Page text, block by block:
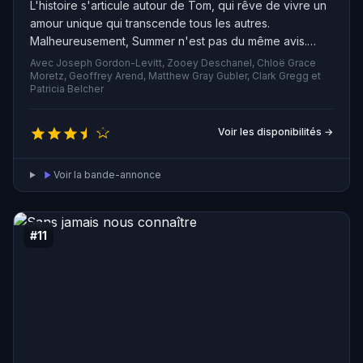
L'histoire s'articule autour de Tom, qui rêve de vivre un
amour unique qui transcende tous les autres.
Malheureusement, Summer n'est pas du même avis.
Tom décide pourtant de la conquérir, et il met toute sa
force et son courage dans cette quête. Le film suit toute
l'étendue de leur relation, depuis leur coup de foudre
jusqu'à leur première rencontre, leur vie sexuelle, leur
séparation et leur réconciliation, explorant toutes les
Avec Joseph Gordon-Levitt, Zooey Deschanel, Chloë Grace
Moretz, Geoffrey Arend, Matthew Gray Gubler, Clark Gregg et
Patricia Belcher
Voir les disponibilités →
Voir la bande-annonce
#11